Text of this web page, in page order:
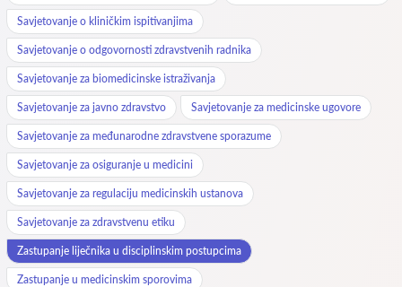
Savjetovanje o kliničkim ispitivanjima
Savjetovanje o odgovornosti zdravstvenih radnika
Savjetovanje za biomedicinske istraživanja
Savjetovanje za javno zdravstvo Savjetovanje za medicinske ugovore
Savjetovanje za međunarodne zdravstvene sporazume
Savjetovanje za osiguranje u medicini
Savjetovanje za regulaciju medicinskih ustanova
Savjetovanje za zdravstvenu etiku
Zastupanje liječnika u disciplinskim postupcima
Zastupanje u medicinskim sporovima